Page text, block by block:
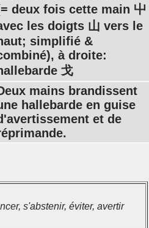
deux fois cette main 屮
les doigts 山 vers le
simplifié &
à droite:
戈
mains brandissent
hallebarde en guise
et de
s'abstenir, éviter, avertir